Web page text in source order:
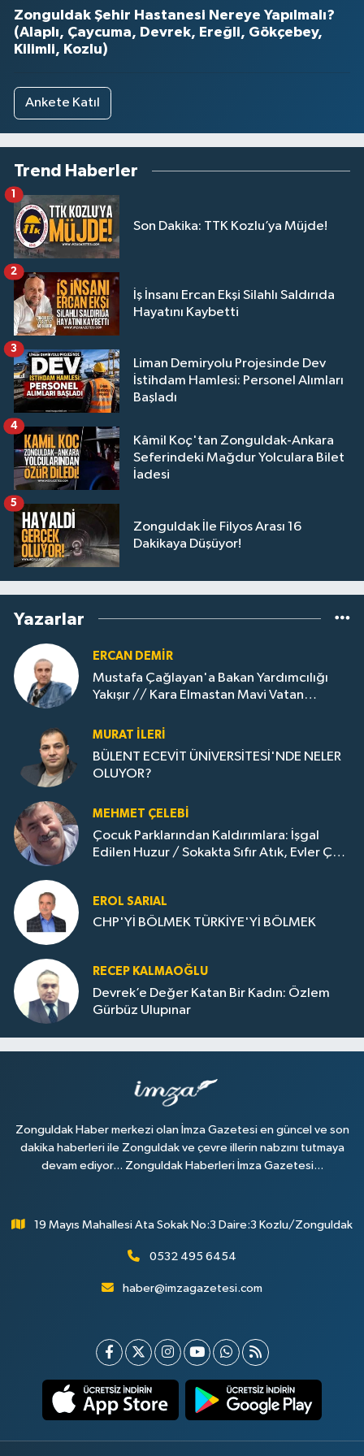
Zonguldak Şehir Hastanesi Nereye Yapılmalı?
(Alaplı, Çaycuma, Devrek, Ereğli, Gökçebey,
Kilimli, Kozlu)
Ankete Katıl
Trend Haberler
Son Dakika: TTK Kozlu’ya Müjde!
1
İş İnsanı Ercan Ekşi Silahlı Saldırıda
Hayatını Kaybetti
2
Liman Demiryolu Projesinde Dev
İstihdam Hamlesi: Personel Alımları
Başladı
3
Kâmil Koç'tan Zonguldak-Ankara
Seferindeki Mağdur Yolculara Bilet
İadesi
4
Zonguldak İle Filyos Arası 16
Dakikaya Düşüyor!
5
Yazarlar
ERCAN DEMIR
Mustafa Çağlayan'a Bakan Yardımcılığı
Yakışır // ​Kara Elmastan Mavi Vatan
MURAT İLERI
BÜLENT ECEVİT ÜNİVERSİTESİ'NDE NELER
OLUYOR?
MEHMET ÇELEBI
Çocuk Parklarından Kaldırımlara: İşgal
Edilen Huzur / Sokakta Sıfır Atık, Evler Çöp
EROL SARIAL
CHP'Yİ BÖLMEK TÜRKİYE'Yİ BÖLMEK
RECEP KALMAOĞLU
Devrek’e Değer Katan Bir Kadın: Özlem
Gürbüz Ulupınar
Zonguldak Haber merkezi olan İmza Gazetesi en güncel ve son
dakika haberleri ile Zonguldak ve çevre illerin nabzını tutmaya
devam ediyor... Zonguldak Haberleri İmza Gazetesi...
19 Mayıs Mahallesi Ata Sokak No:3 Daire:3 Kozlu/Zonguldak
0532 495 6454
haber@imzagazetesi.com